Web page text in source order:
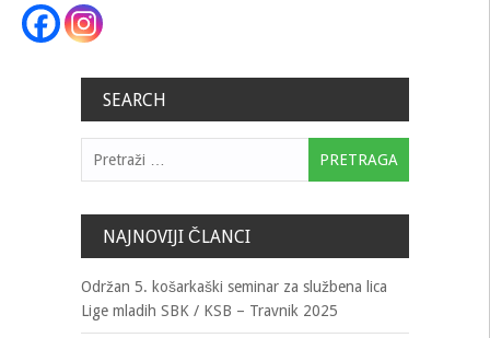
SEARCH
NAJNOVIJI ČLANCI
Održan 5. košarkaški seminar za službena lica
Lige mladih SBK / KSB – Travnik 2025